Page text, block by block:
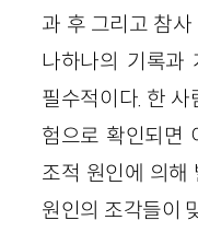
과 후 그리고 참
나하나의 기록과
필수적이다. 한 사
험으로 확인되면
조적 원인에 의해
원인의 조각들이